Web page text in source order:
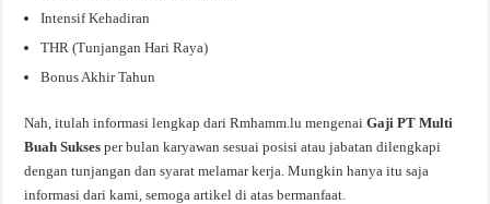
Intensif Kehadiran
THR (Tunjangan Hari Raya)
Bonus Akhir Tahun
Nah, itulah informasi lengkap dari Rmhamm.lu mengenaiGaji PT Multi
Buah Suksesper bulan karyawan sesuai posisi atau jabatan dilengkapi
dengan tunjangan dan syarat melamar kerja. Mungkin hanya itu saja
informasi dari kami, semoga artikel di atas bermanfaat.